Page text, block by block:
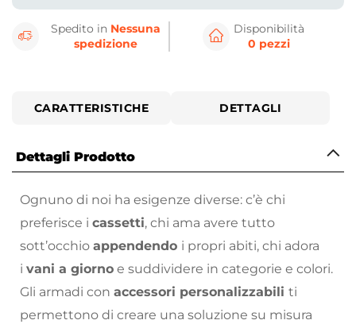
Spedito in Nessuna
spedizione
Disponibilità
0 pezzi
CARATTERISTICHE DETTAGLI
Dettagli Prodotto
Ognuno di noi ha esigenze diverse: c’è chi
preferisce i cassetti, chi ama avere tutto
sott’occhio appendendo i propri abiti, chi adora
i vani a giorno e suddividere in categorie e colori.
Gli armadi con accessori personalizzabili ti
permettono di creare una soluzione su misura